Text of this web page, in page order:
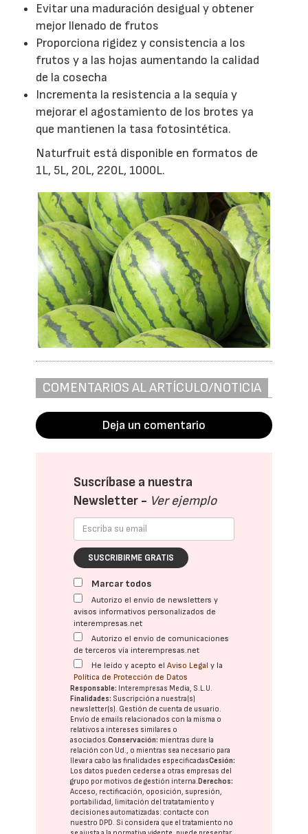
Evitar una maduración desigual y obtener
mejor llenado de frutos
Proporciona rigidez y consistencia a los
frutos y a las hojas aumentando la calidad
de la cosecha
Incrementa la resistencia a la sequía y
mejorar el agostamiento de los brotes ya
que mantienen la tasa fotosintética.
Naturfruit está disponible en formatos de
1L, 5L, 20L, 220L, 1000L.
COMENTARIOS AL ARTÍCULO/NOTICIA
Deja un comentario
Suscríbase a nuestra
Newsletter - Ver ejemplo
SUSCRIBIRME GRATIS
Marcar todos
Autorizo el envío de newsletters y
avisos informativos personalizados de
interempresas.net
Autorizo el envío de comunicaciones
de terceros vía interempresas.net
He leído y acepto elAviso Legal y la
Política de Protección de Datos
Responsable: Interempresas Media, S.L.U.
Finalidades: Suscripción a nuestra(s)
newsletter(s). Gestión de cuenta de usuario.
Envío de emails relacionados con la misma o
relativos a intereses similares o
asociados.Conservación: mientras dure la
relación con Ud., o mientras sea necesario para
llevar a cabo las finalidades especificadasCesión:
Los datos pueden cederse a otras empresas del
grupo por motivos de gestión interna.Derechos:
Acceso, rectificación, oposición, supresión,
portabilidad, limitación del tratatamiento y
decisiones automatizadas: contacte con
nuestro DPD. Si considera que el tratamiento no